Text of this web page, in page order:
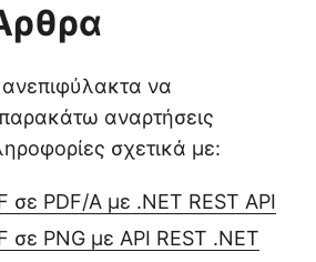
να
παρακάτω αναρτήσεις
σχετικά με:
σε PDF/A με .NET REST API
σε PNG με API REST .NET